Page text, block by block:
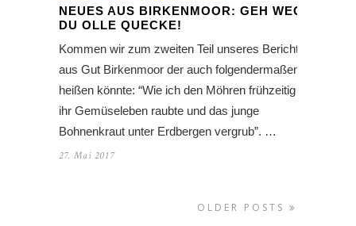
NEUES AUS BIRKENMOOR: GEH WEG,
DU OLLE QUECKE!
Kommen wir zum zweiten Teil unseres Berichts
aus Gut Birkenmoor der auch folgendermaßen
heißen könnte: “Wie ich den Möhren frühzeitig
ihr Gemüseleben raubte und das junge
Bohnenkraut unter Erdbergen vergrub”. …
27. Mai 2017
OLDER POSTS